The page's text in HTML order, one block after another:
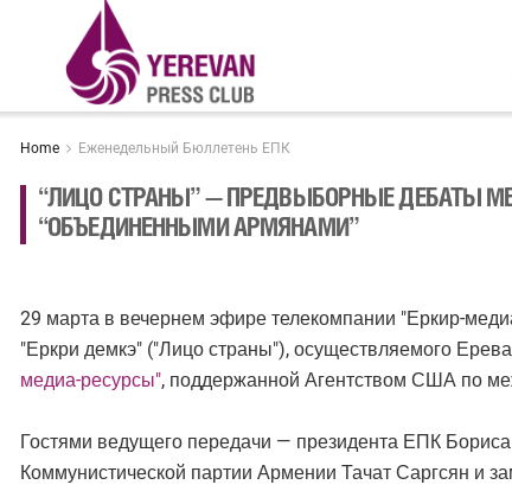
Home Еженедельный Бюллетень ЕПК
“ЛИЦО СТРАНЫ” — ПРЕДВЫБОРНЫЕ ДЕБАТЫ
“ОБЪЕДИНЕННЫМИ АРМЯНАМИ”
29 марта в вечернем эфире телекомпании "Еркир-
"Еркри демкэ" ("Лицо страны"), осуществляемого
медиа-ресурсы", поддержанной Агентством США по
Гостями ведущего передачи — президента ЕПК
Коммунистической партии Армении Тачат Саргсян и